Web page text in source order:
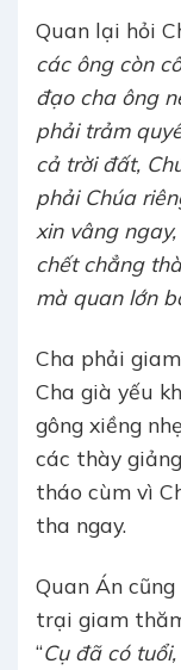
Quan lại hỏi
các ông còn
đạo cha ông
phải trảm
cả trời đất,
phải Chúa
xin vâng
chết chẳng
mà quan lớn
Cha phải
Cha già yếu
gông xiềng
các thày
tháo cùm vì
tha ngay.
Quan Án
trại giam
“Cụ đã có